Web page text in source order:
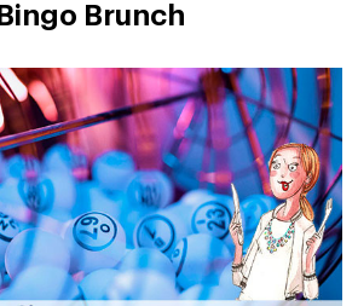
Bingo Brunch